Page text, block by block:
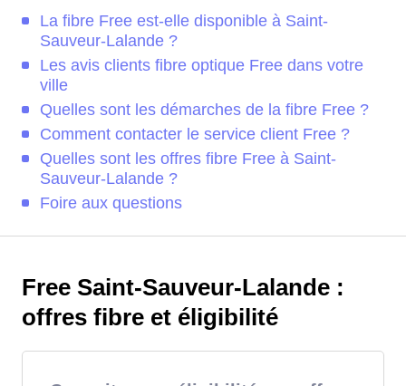
La fibre Free est-elle disponible à Saint-
Sauveur-Lalande ?
Les avis clients fibre optique Free dans votre
ville
Quelles sont les démarches de la fibre Free ?
Comment contacter le service client Free ?
Quelles sont les offres fibre Free à Saint-
Sauveur-Lalande ?
Foire aux questions
Free Saint-Sauveur-Lalande :
offres fibre et éligibilité